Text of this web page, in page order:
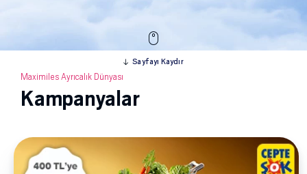
Sayfayı Kaydır
Maximiles Ayrıcalık Dünyası
Kampanyalar